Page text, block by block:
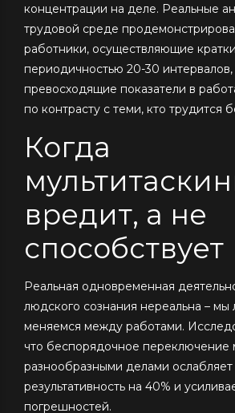
концентрации на деле. Реальные
трудовой среде
работники, осуществляющие
периодичностью 20-30
превосходящие показатели в
по контрасту с теми, кто трудится
Когда
вредит, а не
способствует
Реальная одновременная
людского сознания нереальна –
меняемся между работами.
что беспорядочное переключение
разнообразными делами ослабляет
результативность на 40% и
погрешностей.